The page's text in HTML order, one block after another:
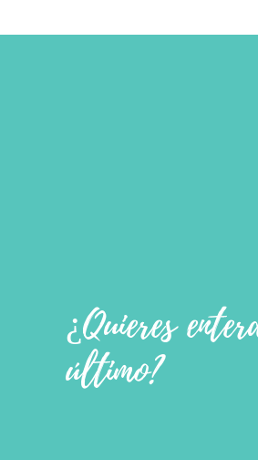
¿Quieres
último?